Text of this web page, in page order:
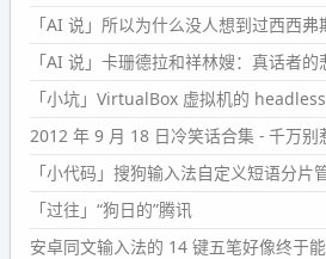
「AI 说」所以为什么没人想到过西西弗
「AI 说」卡珊德拉和祥林嫂：真话者的
「小坑」VirtualBox 虚拟机的
2012 年 9 月 18 日冷笑话合集 - 千万别
「小代码」搜狗输入法自定义短语分片
「过往」“狗日的”腾讯
安卓同文输入法的 14 键五笔好像终于